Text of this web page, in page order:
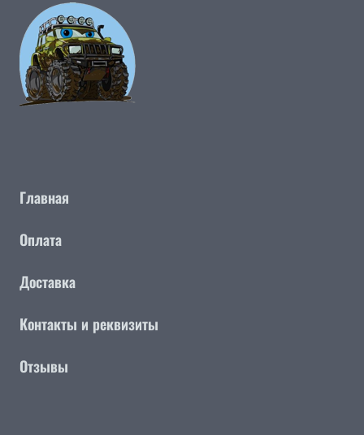
Главная
Оплата
Доставка
Контакты и реквизиты
Отзывы